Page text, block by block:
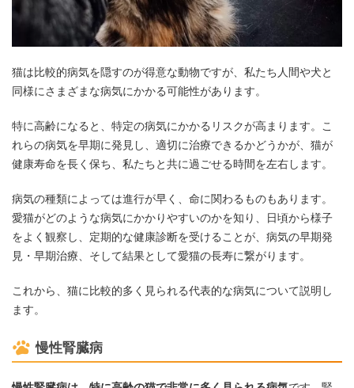
猫は比較的病気を隠すのが得意な動物ですが、私たち人間や犬と
同様にさまざまな病気にかかる可能性があります。
特に高齢になると、特定の病気にかかるリスクが高まります。こ
れらの病気を早期に発見し、適切に治療できるかどうかが、猫が
健康寿命を長く保ち、私たちと共に過ごせる時間を左右します。
病気の種類によっては進行が早く、命に関わるものもあります。
愛猫がどのような病気にかかりやすいのかを知り、日頃から様子
をよく観察し、定期的な健康診断を受けることが、病気の早期発
見・早期治療、そして結果として愛猫の長寿に繋がります。
これから、猫に比較的多く見られる代表的な病気について説明し
ます。
慢性腎臓病